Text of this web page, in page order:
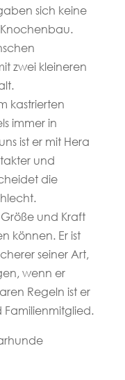
sich keine
zwei kleineren
kastrierten
immer in
ist er mit Hera
und
die
und Kraft
können. Er ist
seiner Art,
wenn er
Regeln ist er
Familienmitglied.